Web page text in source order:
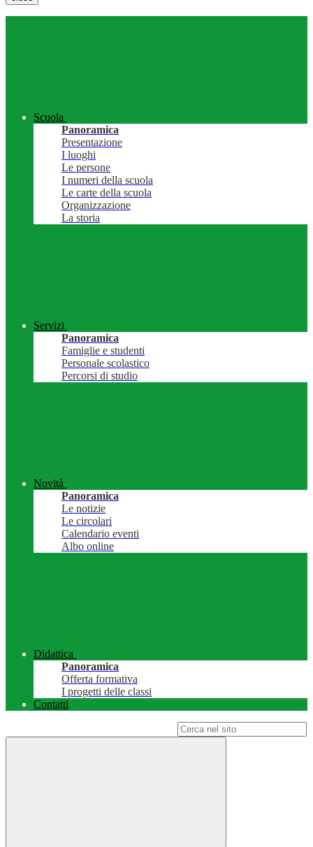
Scuola
Panoramica
Presentazione
I luoghi
Le persone
I numeri della scuola
Le carte della scuola
Organizzazione
La storia
Servizi
Panoramica
Famiglie e studenti
Personale scolastico
Percorsi di studio
Novità
Panoramica
Le notizie
Le circolari
Calendario eventi
Albo online
Didattica
Panoramica
Offerta formativa
I progetti delle classi
Contatti